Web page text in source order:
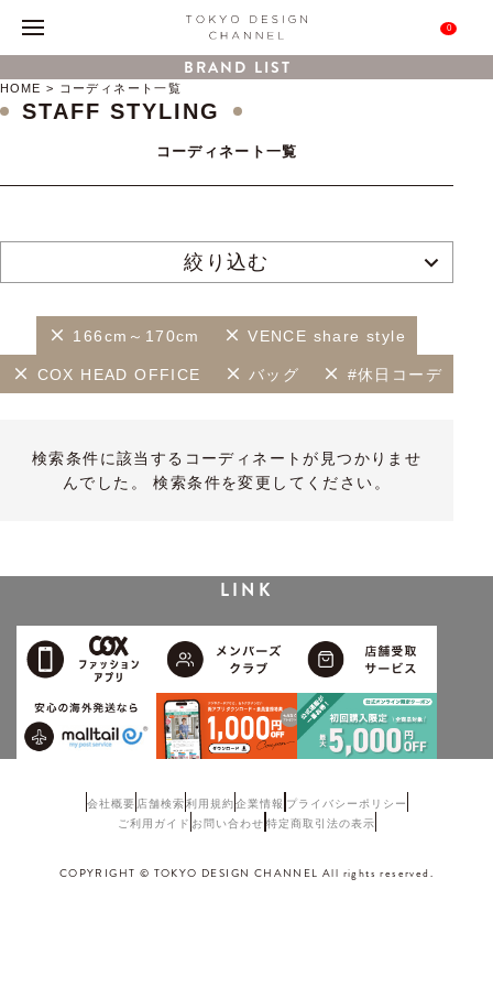
0
BRAND LIST
HOME コーディネート一覧
STAFF STYLING
コーディネート一覧
絞り込む
166cm～170cm VENCE share style
COX HEAD OFFICE バッグ #休日コーデ
検索条件に該当するコーディネートが見つかりませ
んでした。 検索条件を変更してください。
LINK
会社概要 店舗検索利用規約企業情報 プライバシーポリシー
ご利用ガイド お問い合わせ 特定商取引法の表示
COPYRIGHT © TOKYO DESIGN CHANNEL All rights reserved.